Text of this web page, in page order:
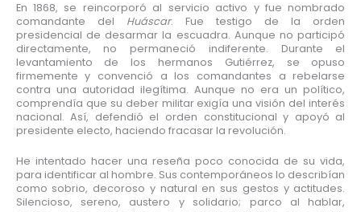
En 1868, se reincorporó al servicio activo y fue nombrado
comandante del Huáscar. Fue testigo de la orden
presidencial de desarmar la escuadra. Aunque no participó
directamente, no permaneció indiferente. Durante el
levantamiento de los hermanos Gutiérrez, se opuso
firmemente y convenció a los comandantes a rebelarse
contra una autoridad ilegítima. Aunque no era un político,
comprendía que su deber militar exigía una visión del interés
nacional. Así, defendió el orden constitucional y apoyó al
presidente electo, haciendo fracasar la revolución.
He intentado hacer una reseña poco conocida de su vida,
para identificar al hombre. Sus contemporáneos lo describían
como sobrio, decoroso y natural en sus gestos y actitudes.
Silencioso, sereno, austero y solidario; parco al hablar,